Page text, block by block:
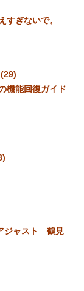
ぎないで。
機能回復ガイド
ジャスト 鶴見